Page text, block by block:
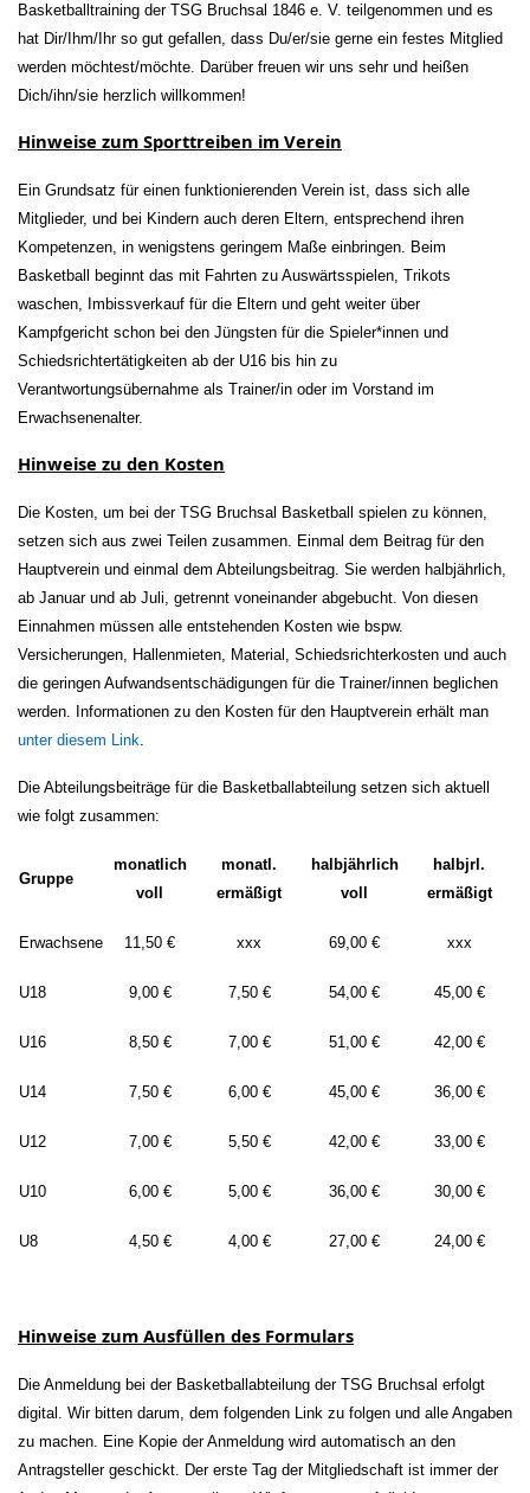
Basketballtraining der TSG Bruchsal 1846 e. V. teilgenommen und es
hat Dir/Ihm/Ihr so gut gefallen, dass Du/er/sie gerne ein festes Mitglied
werden möchtest/möchte. Darüber freuen wir uns sehr und heißen
Dich/ihn/sie herzlich willkommen!
Hinweise zum Sporttreiben im Verein
Ein Grundsatz für einen funktionierenden Verein ist, dass sich alle
Mitglieder, und bei Kindern auch deren Eltern, entsprechend ihren
Kompetenzen, in wenigstens geringem Maße einbringen. Beim
Basketball beginnt das mit Fahrten zu Auswärtsspielen, Trikots
waschen, Imbissverkauf für die Eltern und geht weiter über
Kampfgericht schon bei den Jüngsten für die Spieler*innen und
Schiedsrichtertätigkeiten ab der U16 bis hin zu
Verantwortungsübernahme als Trainer/in oder im Vorstand im
Erwachsenenalter.
Hinweise zu den Kosten
Die Kosten, um bei der TSG Bruchsal Basketball spielen zu können,
setzen sich aus zwei Teilen zusammen. Einmal dem Beitrag für den
Hauptverein und einmal dem Abteilungsbeitrag. Sie werden halbjährlich,
ab Januar und ab Juli, getrennt voneinander abgebucht. Von diesen
Einnahmen müssen alle entstehenden Kosten wie bspw.
Versicherungen, Hallenmieten, Material, Schiedsrichterkosten und auch
die geringen Aufwandsentschädigungen für die Trainer/innen beglichen
werden. Informationen zu den Kosten für den Hauptverein erhält man
unter diesem Link.
Die Abteilungsbeiträge für die Basketballabteilung setzen sich aktuell
wie folgt zusammen:
Gruppe
monatlich
voll
monatl.
ermäßigt
halbjährlich
voll
halbjrl.
ermäßigt
Erwachsene 11,50 € xxx 69,00 € xxx
U18 9,00 € 7,50 € 54,00 € 45,00 €
U16 8,50 € 7,00 € 51,00 € 42,00 €
U14 7,50 € 6,00 € 45,00 € 36,00 €
U12 7,00 € 5,50 € 42,00 € 33,00 €
U10 6,00 € 5,00 € 36,00 € 30,00 €
U8 4,50 € 4,00 € 27,00 € 24,00 €
Hinweise zum Ausfüllen des Formulars
Die Anmeldung bei der Basketballabteilung der TSG Bruchsal erfolgt
digital. Wir bitten darum, dem folgenden Link zu folgen und alle Angaben
zu machen. Eine Kopie der Anmeldung wird automatisch an den
Antragsteller geschickt. Der erste Tag der Mitgliedschaft ist immer der